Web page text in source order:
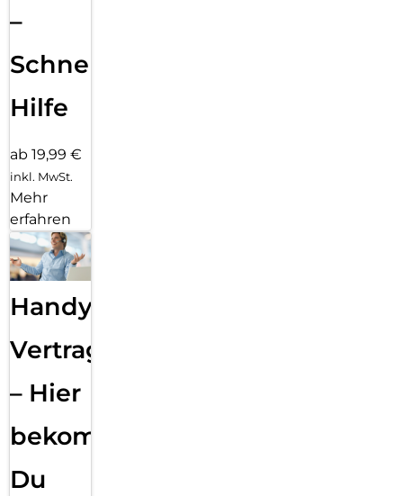
–
Schnelle
Hilfe
ab 19,99 €
inkl. MwSt.
Mehr
erfahren
Handy
Vertragsabwicklung
– Hier
bekommst
Du